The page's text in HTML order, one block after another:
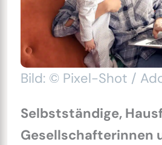
Bild: © Pixel-Shot /
Selbstständige,
Gesellschafterinnen